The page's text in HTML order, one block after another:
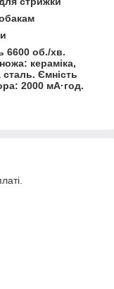
6600 об./хв.
кераміка,
сталь. Ємність
2000 мА·год.